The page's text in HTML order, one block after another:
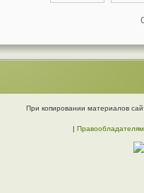
При копировании материалов
| Правообладателям